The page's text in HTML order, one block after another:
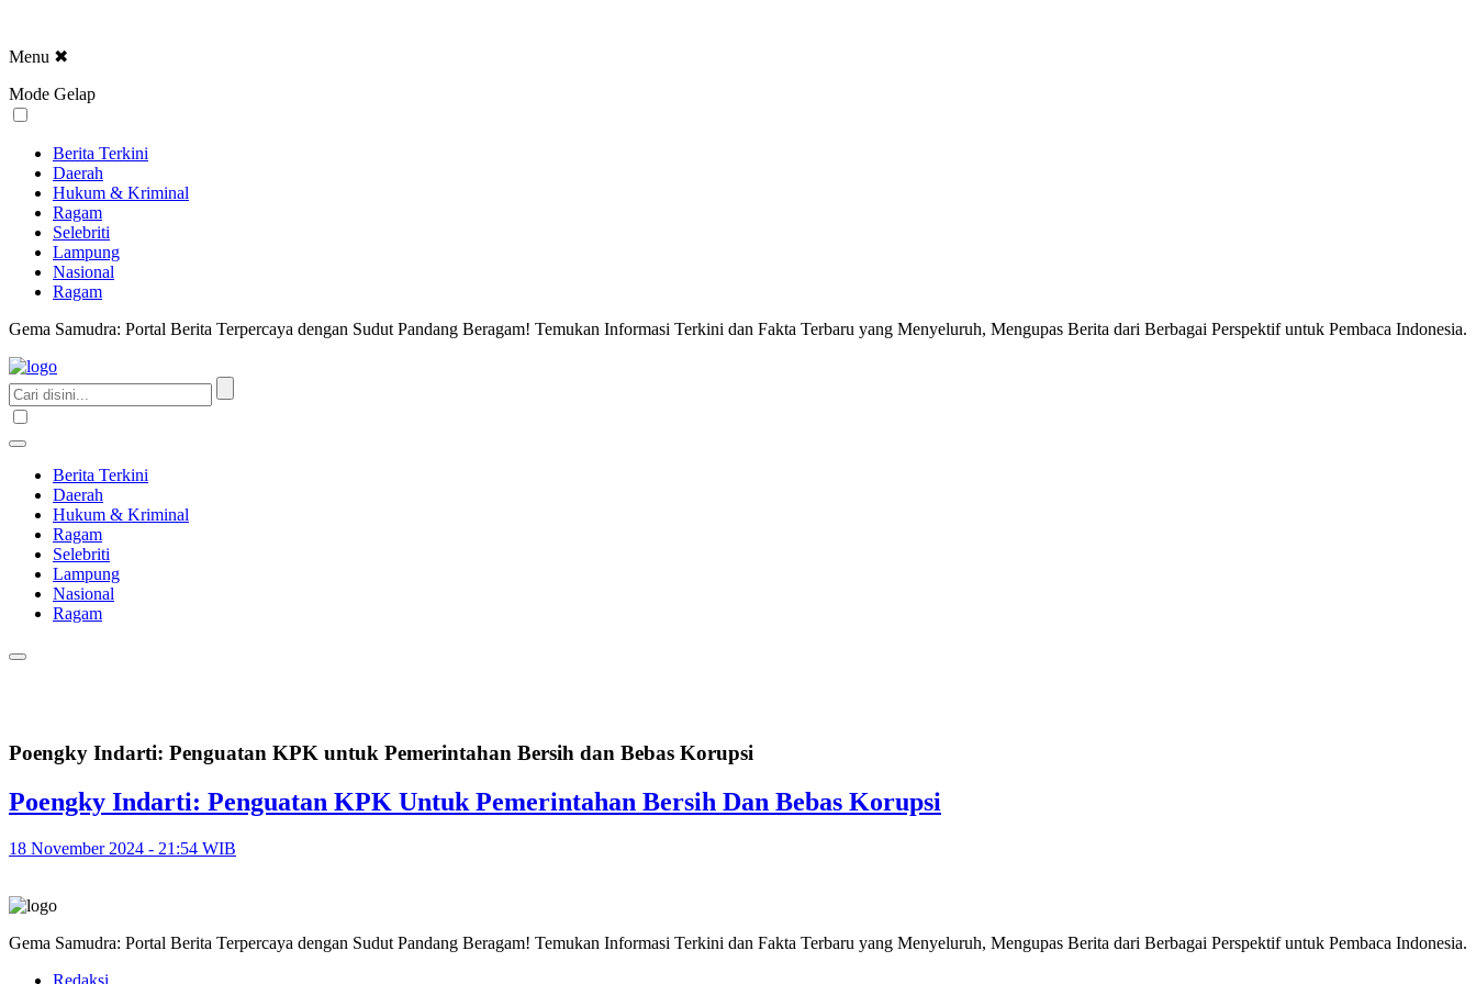
Menu ✖
Mode Gelap
Berita Terkini
Daerah
Hukum & Kriminal
Ragam
Selebriti
Lampung
Nasional
Ragam
Gema Samudra: Portal Berita Terpercaya dengan Sudut Pandang Beragam! Temukan Informasi Terkini dan Fakta Terbaru yang Menyeluruh, Mengupas Berita dari Berbagai Perspektif untuk Pembaca Indonesia.
Berita Terkini
Daerah
Hukum & Kriminal
Ragam
Selebriti
Lampung
Nasional
Ragam
Poengky Indarti: Penguatan KPK untuk Pemerintahan Bersih dan Bebas Korupsi
Poengky Indarti: Penguatan KPK Untuk Pemerintahan Bersih Dan Bebas Korupsi
18 November 2024 - 21:54 WIB
Gema Samudra: Portal Berita Terpercaya dengan Sudut Pandang Beragam! Temukan Informasi Terkini dan Fakta Terbaru yang Menyeluruh, Mengupas Berita dari Berbagai Perspektif untuk Pembaca Indonesia.
Redaksi